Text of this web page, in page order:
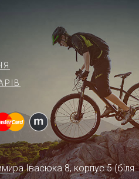
Івасюка 8, корпус 5 (біля